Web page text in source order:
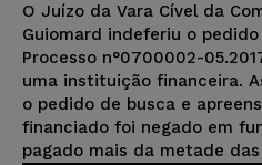
O Juízo da Vara Cível da
Guiomard indeferiu o
Processo n°0700002-
uma instituição financeira.
o pedido de busca e
financiado foi negado em
pagado mais da metade